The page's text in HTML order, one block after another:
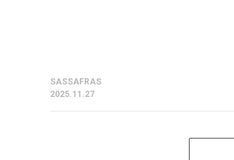
SASSAFRAS
2025.11.27